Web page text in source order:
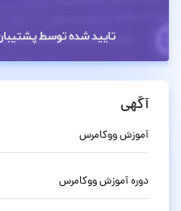
آگهی
آموزش ووکامرس
دوره آموزش ووکامرس